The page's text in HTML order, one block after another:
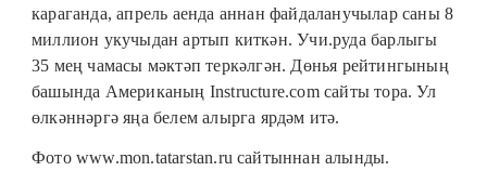
караганда, апрель аенда аннан файдаланучылар саны 8
миллион укучыдан артып киткән. Учи.руда барлыгы
35 мең чамасы мәктәп теркәлгән. Дөнья рейтингының
башында Американың Instructure.com сайты тора. Ул
өлкәннәргә яңа белем алырга ярдәм итә.
Фото www.mon.tatarstan.ru сайтыннан алынды.